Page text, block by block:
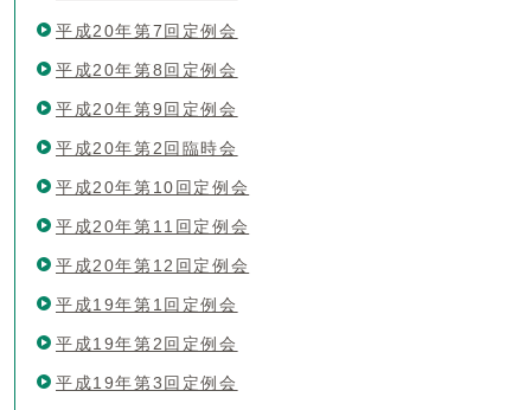
平成20年第7回定例会
平成20年第8回定例会
平成20年第9回定例会
平成20年第2回臨時会
平成20年第10回定例会
平成20年第11回定例会
平成20年第12回定例会
平成19年第1回定例会
平成19年第2回定例会
平成19年第3回定例会